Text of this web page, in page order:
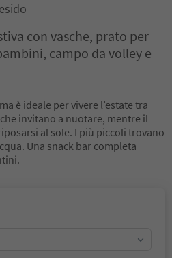
con vasche, prato per
campo da volley e
è ideale per vivere l’estate tra
invitano a nuotare, mentre il
al sole. I più piccoli trovano
Una snack bar completa